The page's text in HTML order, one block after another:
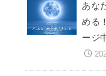
あな
める
ージ